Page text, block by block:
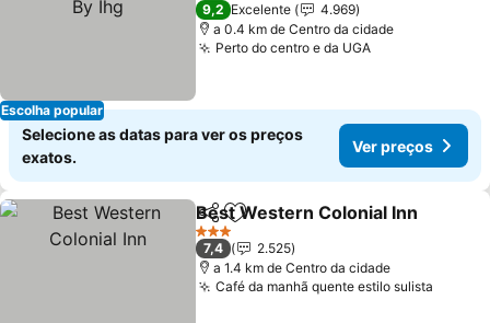
Escolha popular
9,2 Excelente
4.969
a 0.4 km de Centro da cidade
Perto do centro e da UGA
Selecione as datas para ver os preços
exatos.
Ver preços
PartilharAdicionar aos favoritos
Best Western Colonial Inn
3 Estrelas
7,4
2.525
a 1.4 km de Centro da cidade
Café da manhã quente estilo sulista